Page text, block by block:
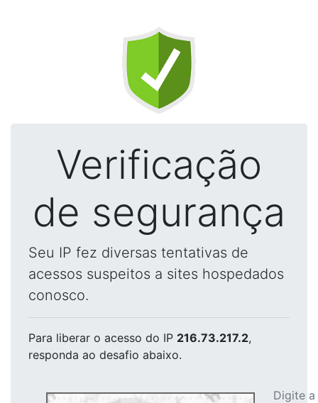
Verificação
de segurança
Seu IP fez diversas tentativas de
acessos suspeitos a sites hospedados
conosco.
Para liberar o acesso do IP 216.73.217.2,
responda ao desafio abaixo.
Digite